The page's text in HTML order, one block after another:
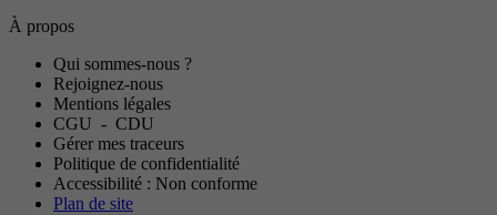
À propos
Qui sommes-nous ?
Rejoignez-nous
Mentions légales
CGU - CDU
Gérer mes traceurs
Politique de confidentialité
Accessibilité : Non conforme
Plan de site